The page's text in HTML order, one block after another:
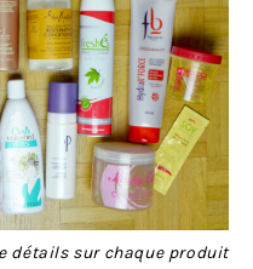
détails sur chaque produit